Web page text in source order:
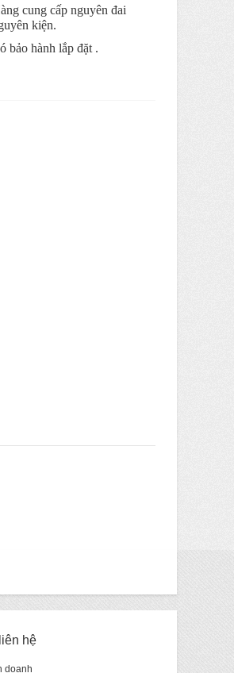
cung cấp nguyên đai
kiện.
bảo hành lắp đặt .
hệ
doanh